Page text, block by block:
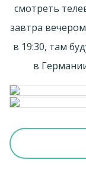
смотреть
завтра
в 19:30, там
в